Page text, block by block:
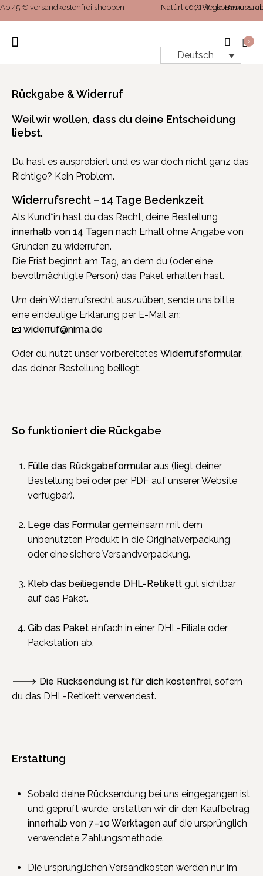
Ab 45 € versandkostenfrei shoppen 10 %
Natürliche Pflege. Bewusst
0
Rückgabe & Widerruf
Weil wir wollen, dass du deine Entscheidung
liebst.
Du hast es ausprobiert und es war doch nicht ganz das
Richtige? Kein Problem.
Widerrufsrecht – 14 Tage Bedenkzeit
Als Kund*in hast du das Recht, deine Bestellung
innerhalb von 14 Tagen nach Erhalt ohne Angabe von
Gründen zu widerrufen.
Die Frist beginnt am Tag, an dem du (oder eine
bevollmächtigte Person) das Paket erhalten hast.
Um dein Widerrufsrecht auszuüben, sende uns bitte
eine eindeutige Erklärung per E-Mail an:
📧 widerruf@nima.de
Oder du nutzt unser vorbereitetes Widerrufsformular,
das deiner Bestellung beiliegt.
So funktioniert die Rückgabe
Fülle das Rückgabeformularaus (liegt deiner
Bestellung bei oder per PDF auf unserer Website
verfügbar).
Lege das Formulargemeinsam mit dem
unbenutzten Produkt in die Originalverpackung
oder eine sichere Versandverpackung.
Kleb das beiliegende DHL-Retikett gut sichtbar
auf das Paket.
Gib das Paket einfach in einer DHL-Filiale oder
Packstation ab.
🡒 Die Rücksendung ist für dich kostenfrei, sofern
du das DHL-Retikett verwendest.
Erstattung
Sobald deine Rücksendung bei uns eingegangen ist
und geprüft wurde, erstatten wir dir den Kaufbetrag
innerhalb von 7–10 Werktagen auf die ursprünglich
verwendete Zahlungsmethode.
Die ursprünglichen Versandkosten werden nur im
Deutsch